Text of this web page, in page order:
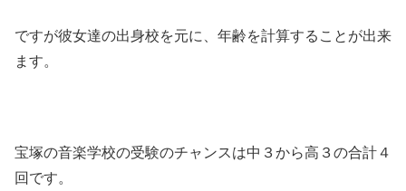
ですが彼女達の出身校を元に、年齢を計算することが出来
ます。
宝塚の音楽学校の受験のチャンスは中３から高３の合計４
回です。